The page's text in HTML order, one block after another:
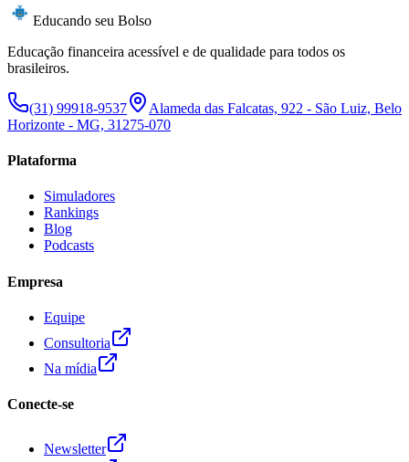
Educando seu Bolso
Educação financeira acessível e de qualidade para todos os
brasileiros.
(31) 99918-9537
Alameda das Falcatas, 922 - São Luiz, Belo
Horizonte - MG, 31275-070
Plataforma
Simuladores
Rankings
Blog
Podcasts
Empresa
Equipe
Consultoria
Na mídia
Conecte-se
Newsletter